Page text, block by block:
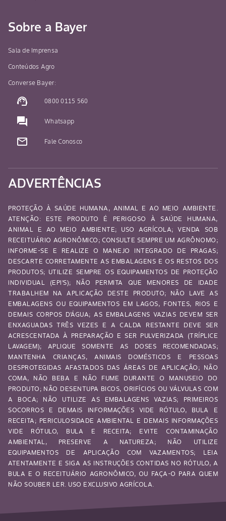
Sobre a Bayer
Sala de Imprensa
Conteúdos Agro
Converse Bayer:
support_agent 0800 0115 560
question_answer Whatsapp
mail_outline Fale Conosco
ADVERTÊNCIAS
PROTEÇÃO À SAÚDE HUMANA, ANIMAL E AO MEIO AMBIENTE.
ATENÇÃO: ESTE PRODUTO É PERIGOSO À SAÚDE HUMANA,
ANIMAL E AO MEIO AMBIENTE; USO AGRÍCOLA; VENDA SOB
RECEITUÁRIO AGRONÔMICO; CONSULTE SEMPRE UM AGRÔNOMO;
INFORME-SE E REALIZE O MANEJO INTEGRADO DE PRAGAS;
DESCARTE CORRETAMENTE AS EMBALAGENS E OS RESTOS DOS
PRODUTOS; UTILIZE SEMPRE OS EQUIPAMENTOS DE PROTEÇÃO
INDIVIDUAL (EPI’S); NÃO PERMITA QUE MENORES DE IDADE
TRABALHEM NA APLICAÇÃO DESTE PRODUTO; NÃO LAVE AS
EMBALAGENS OU EQUIPAMENTOS EM LAGOS, FONTES, RIOS E
DEMAIS CORPOS D’ÁGUA; AS EMBALAGENS VAZIAS DEVEM SER
ENXAGUADAS TRÊS VEZES E A CALDA RESTANTE DEVE SER
ACRESCENTADA À PREPARAÇÃO E SER PULVERIZADA (TRÍPLICE
LAVAGEM); APLIQUE SOMENTE AS DOSES RECOMENDADAS;
MANTENHA CRIANÇAS, ANIMAIS DOMÉSTICOS E PESSOAS
DESPROTEGIDAS AFASTADOS DAS ÁREAS DE APLICAÇÃO; NÃO
COMA, NÃO BEBA E NÃO FUME DURANTE O MANUSEIO DO
PRODUTO; NÃO DESENTUPA BICOS, ORIFÍCIOS OU VÁLVULAS COM
A BOCA; NÃO UTILIZE AS EMBALAGENS VAZIAS; PRIMEIROS
SOCORROS E DEMAIS INFORMAÇÕES VIDE RÓTULO, BULA E
RECEITA; PERICULOSIDADE AMBIENTAL E DEMAIS INFORMAÇÕES
VIDE RÓTULO, BULA E RECEITA; EVITE CONTAMINAÇÃO
AMBIENTAL, PRESERVE A NATUREZA; NÃO UTILIZE
EQUIPAMENTOS DE APLICAÇÃO COM VAZAMENTOS; LEIA
ATENTAMENTE E SIGA AS INSTRUÇÕES CONTIDAS NO RÓTULO, A
BULA E O RECEITUÁRIO AGRONÔMICO, OU FAÇA-O PARA QUEM
NÃO SOUBER LER. USO EXCLUSIVO AGRÍCOLA.